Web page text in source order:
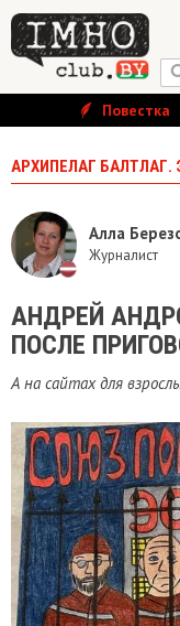
Повестка
АРХИПЕЛАГ БАЛТЛАГ.
Алла
Журналист
АНДРЕЙ
ПОСЛЕ
А на сайтах для